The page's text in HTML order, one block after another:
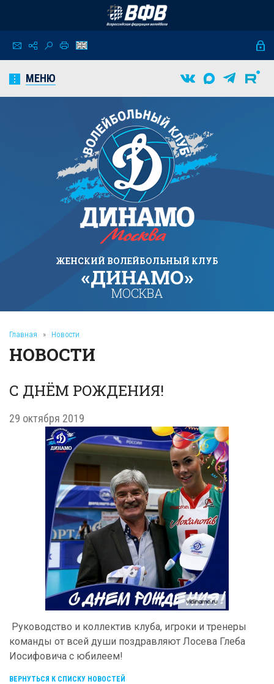
МЕНЮ
ЖЕНСКИЙ ВОЛЕЙБОЛЬНЫЙ КЛУБ
«ДИНАМО»
МОСКВА
Главная » Новости
НОВОСТИ
С ДНЁМ РОЖДЕНИЯ!
29 октября 2019
Руководство и коллектив клуба, игроки и тренеры
команды от всей души поздравляют Лосева Глеба
Иосифовича с юбилеем!
ВЕРНУТЬСЯ К СПИСКУ НОВОСТЕЙ